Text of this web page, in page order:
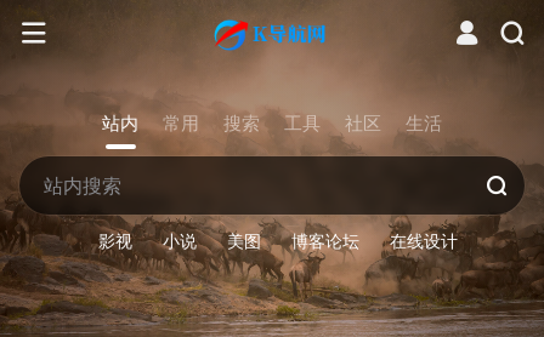
站内 常用 搜索 工具 社区 生活
影视 小说 美图 博客论坛 在线设计